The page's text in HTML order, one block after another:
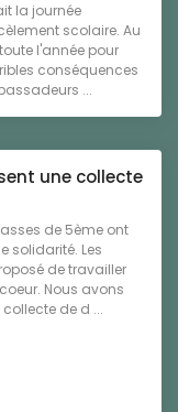
la journée
scolaire. Au
l'année pour
conséquences
...
une collecte
de 5ème ont
solidarité. Les
de travailler
Nous avons
de d ...